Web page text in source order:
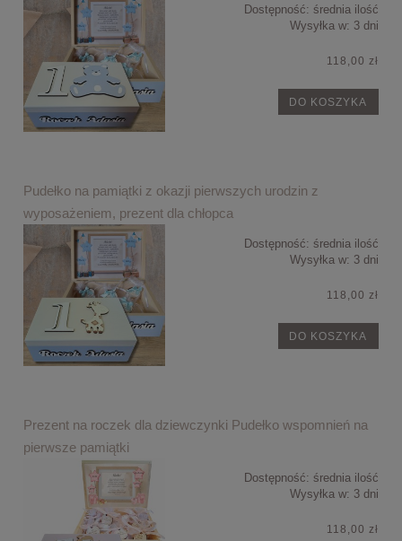
Dostępność: średnia ilość
Wysyłka w: 3 dni
118,00 zł
DO KOSZYKA
Pudełko na pamiątki z okazji pierwszych urodzin z
wyposażeniem, prezent dla chłopca
Dostępność: średnia ilość
Wysyłka w: 3 dni
118,00 zł
DO KOSZYKA
Prezent na roczek dla dziewczynki Pudełko wspomnień na
pierwsze pamiątki
Dostępność: średnia ilość
Wysyłka w: 3 dni
118,00 zł